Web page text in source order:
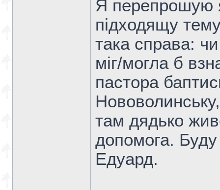
Я перепрошую
підходящу
така справа:
міг/могла б
пастора
там дядько
допомога.
Едуард.